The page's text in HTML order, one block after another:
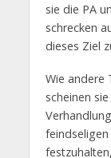
sie die PA
schrecken
dieses Ziel
Wie andere
scheinen